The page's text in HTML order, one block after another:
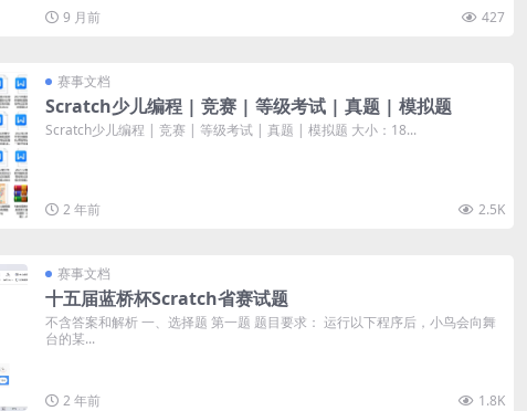
9 月前 427
赛事文档
Scratch少儿编程 | 竞赛 | 等级考试 | 真题 | 模拟题
Scratch少儿编程 | 竞赛 | 等级考试 | 真题 | 模拟题 大小：18...
2 年前 2.5K
赛事文档
十五届蓝桥杯Scratch省赛试题
不含答案和解析 一、选择题 第一题 题目要求： 运行以下程序后，小鸟会向舞
台的某...
2 年前 1.8K